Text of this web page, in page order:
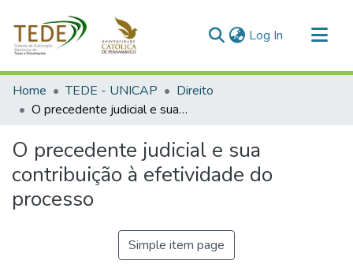
Log In (current)
Communities & Collections
All of DSpace
Home TEDE - UNICAP
Direito
O precedente judicial e sua contribuição à efetividade do processo
O precedente judicial e sua
contribuição à efetividade do
processo
Simple item page